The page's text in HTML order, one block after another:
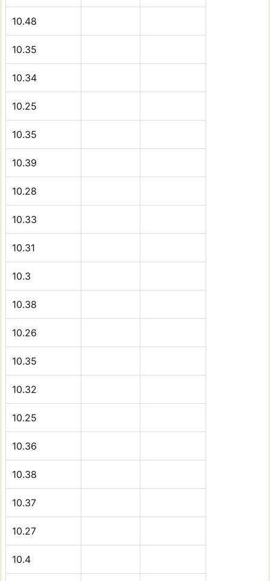
10.48
10.35
10.34
10.25
10.35
10.39
10.28
10.33
10.31
10.3
10.38
10.26
10.35
10.32
10.25
10.36
10.38
10.37
10.27
10.4